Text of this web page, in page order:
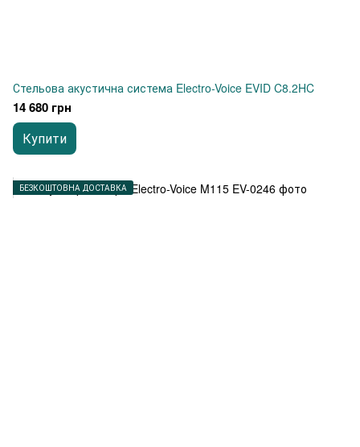
Стельова акустична система Electro-Voice EVID C8.2HC
14 680 грн
Купити
БЕЗКОШТОВНА ДОСТАВКА